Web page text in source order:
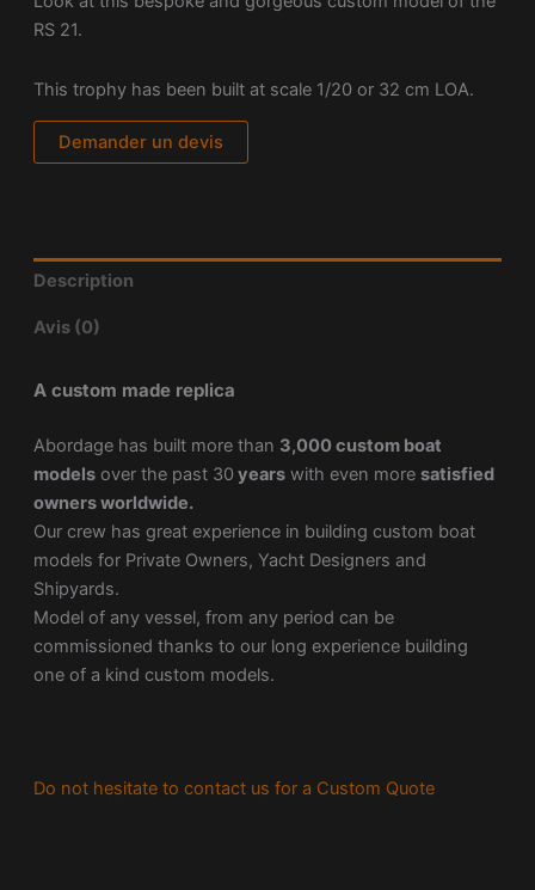
RS 21.
This trophy has been built at scale 1/20 or 32 cm LOA.
Demander un devis
Description
Avis (0)
A custom made replica
Abordage has built more than 3,000 custom boat
modelsover the past 30 yearswith even more satisfied
owners worldwide.
Our crew has great experience in building custom boat
models for Private Owners, Yacht Designers and
Shipyards.
Model of any vessel, from any period can be
commissioned thanks to our long experience building
one of a kind custom models.
Do not hesitate to contact us for a Custom Quote